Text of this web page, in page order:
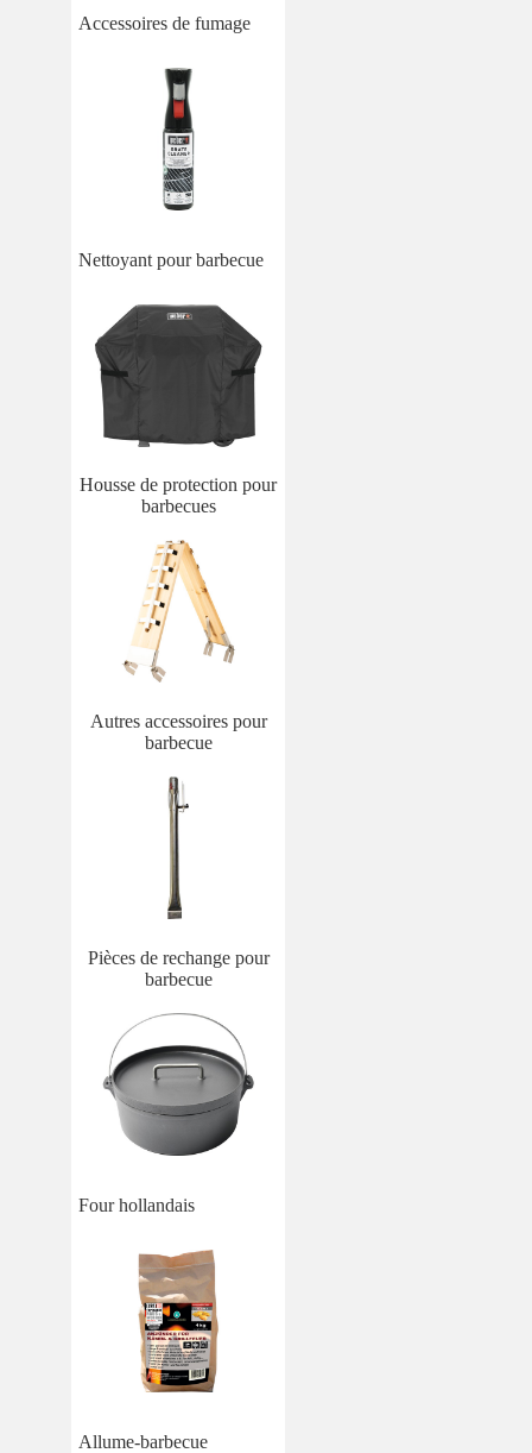
Accessoires de fumage
Nettoyant pour barbecue
Housse de protection pour
barbecues
Autres accessoires pour
barbecue
Pièces de rechange pour
barbecue
Four hollandais
Allume-barbecue